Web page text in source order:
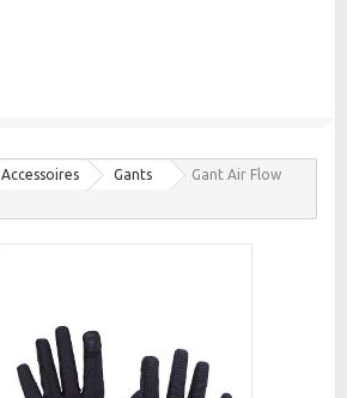
Accessoires Gants
Gant Air Flow